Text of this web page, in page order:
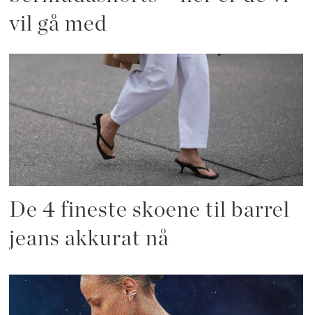
vil gå med
De 4 fineste skoene til barrel
jeans akkurat nå